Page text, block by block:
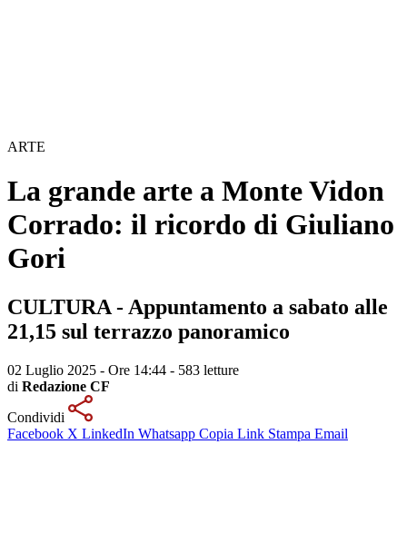
ARTE
La grande arte a Monte Vidon
Corrado: il ricordo di Giuliano
Gori
CULTURA - Appuntamento a sabato alle
21,15 sul terrazzo panoramico
02 Luglio 2025 - Ore 14:44 - 583 letture
di Redazione CF
Condividi
Facebook X LinkedIn Whatsapp Copia Link Stampa Email